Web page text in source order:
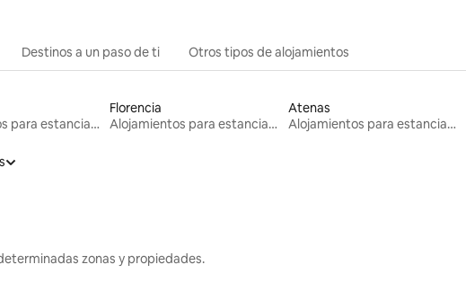
Destinos a un paso de ti Otros tipos de alojamientos
Alojamientos para estancias largas
Florencia
Alojamientos para estancias largas
Atenas
Alojamientos para estancias largas
zonas y propiedades.